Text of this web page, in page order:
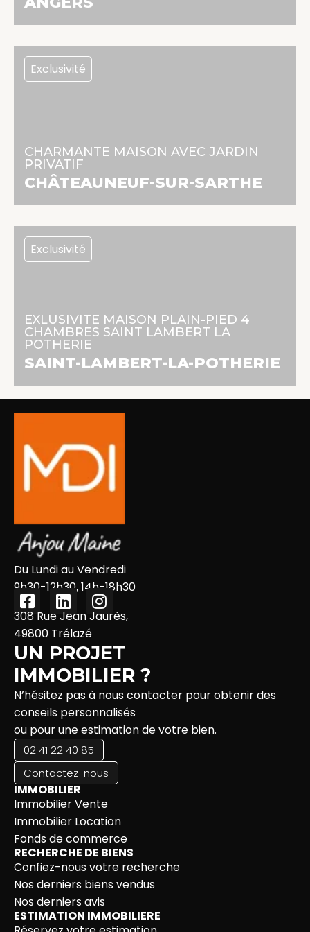
Exclusivité
CHARMANTE MAISON AVEC JARDIN
PRIVATIF
CHÂTEAUNEUF-SUR-SARTHE
Exclusivité
EXLUSIVITE MAISON PLAIN-PIED 4
CHAMBRES SAINT LAMBERT LA
POTHERIE
SAINT-LAMBERT-LA-POTHERIE
103 m² | 5 pièces | 4 chambres
Du Lundi au Vendredi
9h30-12h30, 14h-18h30
308 Rue Jean Jaurès,
49800 Trélazé
UN PROJET
IMMOBILIER ?
N’hésitez pas à nous contacter pour obtenir des
conseils personnalisés
ou pour une estimation de votre bien.
02 41 22 40 85
Contactez-nous
IMMOBILIER
Immobilier Vente
Immobilier Location
Fonds de commerce
RECHERCHE DE BIENS
Confiez-nous votre recherche
Nos derniers biens vendus
Nos derniers avis
ESTIMATION IMMOBILIERE